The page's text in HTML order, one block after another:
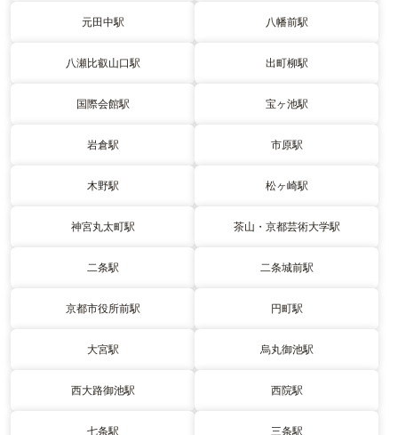
元田中駅 八幡前駅
八瀬比叡山口駅 出町柳駅
国際会館駅 宝ヶ池駅
岩倉駅 市原駅
木野駅 松ヶ崎駅
神宮丸太町駅 茶山・京都芸術大学駅
二条駅 二条城前駅
京都市役所前駅 円町駅
大宮駅 烏丸御池駅
西大路御池駅 西院駅
七条駅 三条駅